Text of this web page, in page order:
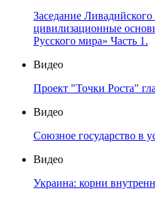
Заседание
цивилизационные
Русского мира» Часть 1.
Видео
Проект "Точки Роста"
Видео
Союзное государство в
Видео
Украина: корни